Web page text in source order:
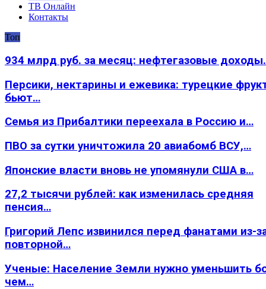
ТВ Онлайн
Контакты
Топ
934 млрд руб. за месяц: нефтегазовые
Персики, нектарины и ежевика: турецкие
бьют…
Семья из Прибалтики переехала в Россию и…
ПВО за сутки уничтожила 20 авиабомб ВСУ,…
Японские власти вновь не упомянули США в…
27,2 тысячи рублей: как изменилась средняя
пенсия…
Григорий Лепс извинился перед фанатами из-
повторной…
Ученые: Население Земли нужно уменьшить
чем…